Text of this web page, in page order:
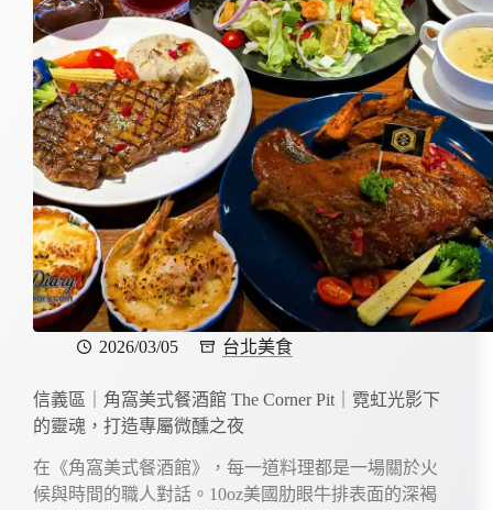
2026/03/05 台北美食
信義區｜角窩美式餐酒館 The Corner Pit｜霓虹光影下
的靈魂，打造專屬微醺之夜
在《角窩美式餐酒館》，每一道料理都是一場關於火
候與時間的職人對話。10oz美國肋眼牛排表面的深褐